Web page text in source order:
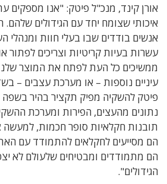
אורן קינד, מנכ"ל פיטק: "אנו מספקים
איכותי שצומח יחד עם הגידולים
אנשים בודדים שבו בעלי חוות ומנהלי
עשרות בעיות קריטיות וצריכים לפתור
ממשיכים כל העת לפתח את המוצר
פיטק להשקיה מפיק תקציר בהיר
נתונים מהעצים, הפירות ומערכת
תובנות חקלאיות סופר חכמות,
הם מסייעים לחקלאים להתמודד עם
הם מתמודדים ומבטיחים שלעולם לא
הגידולים".